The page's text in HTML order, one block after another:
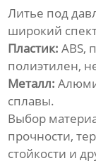
Литье под
широкий
Пластик: ABS,
полиэтилен,
Металл:
сплавы.
Выбор
прочности,
стойкости и